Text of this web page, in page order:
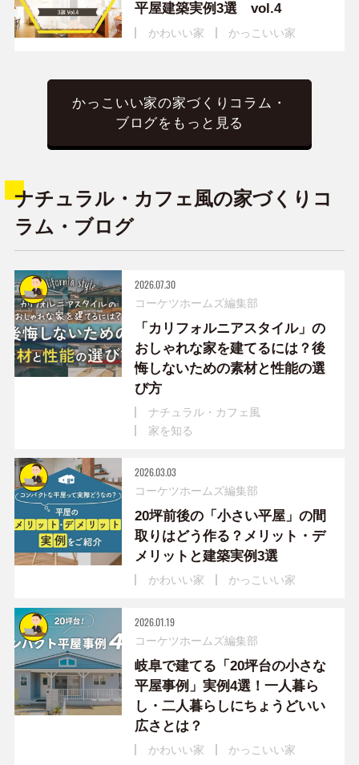
平屋建築実例3選 vol.4
かわいい家 かっこいい家
かっこいい家の家づくりコラム・
ブログをもっと見る
ナチュラル・カフェ風の家づくりコ
ラム・ブログ
2026.07.30
コーケツホームズ編集部
「カリフォルニアスタイル」の
おしゃれな家を建てるには？後
悔しないための素材と性能の選
び方
ナチュラル・カフェ風
家を知る
2026.03.03
コーケツホームズ編集部
20坪前後の「小さい平屋」の間
取りはどう作る？メリット・デ
メリットと建築実例3選
かわいい家 かっこいい家
2026.01.19
コーケツホームズ編集部
岐阜で建てる「20坪台の小さな
平屋事例」実例4選！一人暮ら
し・二人暮らしにちょうどいい
広さとは？
かわいい家 かっこいい家